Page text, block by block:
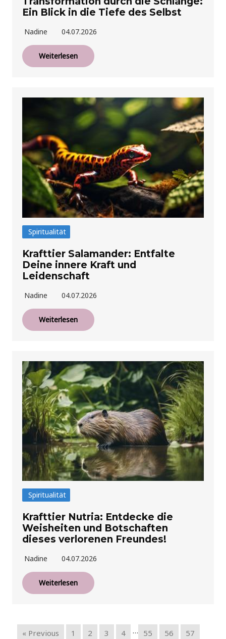
Ein Blick in die Tiefe des Selbst
Nadine 04.07.2026
Weiterlesen
Spiritualität
Krafttier Salamander: Entfalte
Deine innere Kraft und
Leidenschaft
Nadine 04.07.2026
Weiterlesen
Spiritualität
Krafttier Nutria: Entdecke die
Weisheiten und Botschaften
dieses verlorenen Freundes!
Nadine 04.07.2026
Weiterlesen
« Previous 1 2 3 4 … 55 56
57